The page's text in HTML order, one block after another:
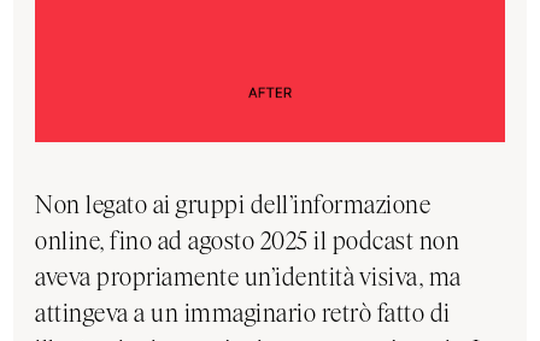
Non legato ai gruppi dell’informazione
online, fino ad agosto 2025 il podcast non
aveva propriamente un’identità visiva, ma
attingeva a un immaginario retrò fatto di